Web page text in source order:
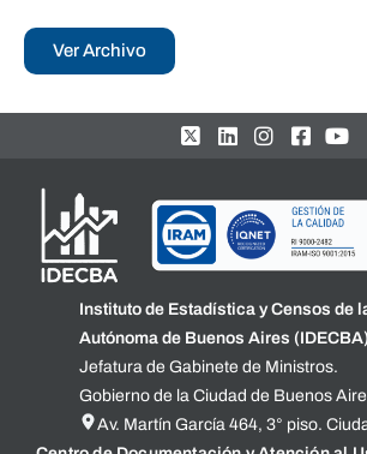
Ver Archivo
Instituto de Estadística y Censos de
Autónoma de Buenos Aires
Jefatura de Gabinete de Ministros.
Gobierno de la Ciudad de Buenos
Av. Martín García 464, 3° piso.